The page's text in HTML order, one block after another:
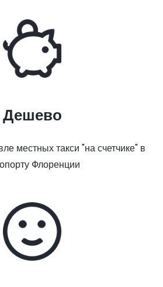
Дешево
местных такси "на счетчике" в
Флоренции